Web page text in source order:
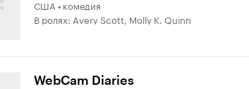
США • комедия
В ролях: Avery Scott, Molly K. Quinn
WebCam Diaries